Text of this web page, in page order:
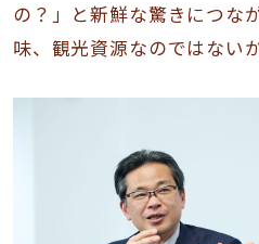
の？」と新鮮な驚きにつな
味、観光資源なのではない